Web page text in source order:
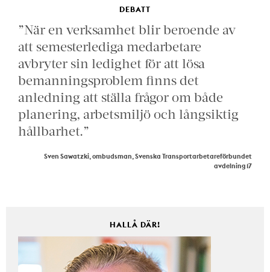
DEBATT
”När en verksamhet blir beroende av
att semesterlediga medarbetare
avbryter sin ledighet för att lösa
bemanningsproblem finns det
anledning att ställa frågor om både
planering, arbetsmiljö och långsiktig
hållbarhet.”
Sven Sawatzki, ombudsman, Svenska Transportarbetareförbundet
avdelning 17
HALLÅ DÄR!